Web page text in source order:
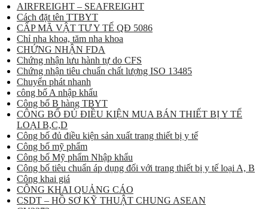
AIRFREIGHT – SEAFREIGHT
Cách đặt tên TTBYT
CẤP MÃ VẬT TƯ Y TẾ QĐ 5086
Chỉ nha khoa, tăm nha khoa
CHỨNG NHẬN FDA
Chứng nhận lưu hành tự do CFS
Chứng nhận tiêu chuẩn chất lượng ISO 13485
Chuyển phát nhanh
công bố A nhập khẩu
Công bố B hàng TBYT
CÔNG BỐ ĐỦ ĐIỀU KIỆN MUA BÁN THIẾT BỊ Y TẾ
LOẠI B,C,D
Công bố đủ điều kiện sản xuất trang thiết bị y tế
Công bố mỹ phẩm
Công bố Mỹ phẩm Nhập khẩu
Công bố tiêu chuẩn áp dụng đối với trang thiết bị y tế loại A, B
Công khai giá
CÔNG KHAI QUẢNG CÁO
CSDT – HỒ SƠ KỸ THUẬT CHUNG ASEAN